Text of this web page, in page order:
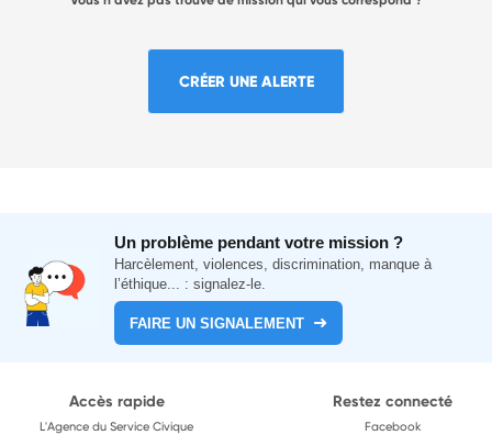
CRÉER UNE ALERTE
Un problème pendant votre mission ?
Harcèlement, violences, discrimination, manque à
l’éthique... : signalez-le.
FAIRE UN SIGNALEMENT
Accès rapide
L'Agence du Service Civique
Restez connecté
Facebook